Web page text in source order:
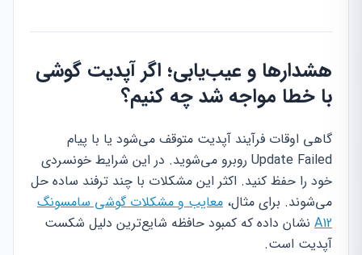
هشدارها و عیب‌یابی؛ اگر آپدیت گوشی
با خطا مواجه شد چه کنیم؟
گاهی اوقات فرآیند آپدیت متوقف می‌شود یا با پیام
Update Failed روبرو می‌شوید. در این شرایط خونسردی
خود را حفظ کنید. اکثر این مشکلات با چند ترفند ساده حل
می‌شوند. برای مثال، معایب و مشکلات گوشی سامسونگ
A12 نشان داده که کمبود حافظه شایع‌ترین دلیل شکست
آپدیت است.